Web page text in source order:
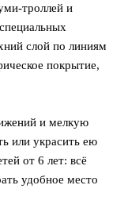
троллей и
слой по линиям
покрытие,
и мелкую
или украсить ею
от 6 лет: всё
удобное место